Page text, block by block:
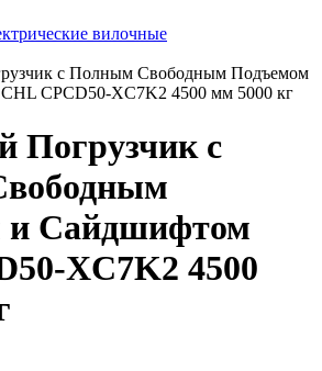
вилочные
с Полным Свободным Подъемом
CPCD50-XC7K2 4500 мм 5000 кг
Погрузчик с
и Сайдшифтом
XC7K2 4500